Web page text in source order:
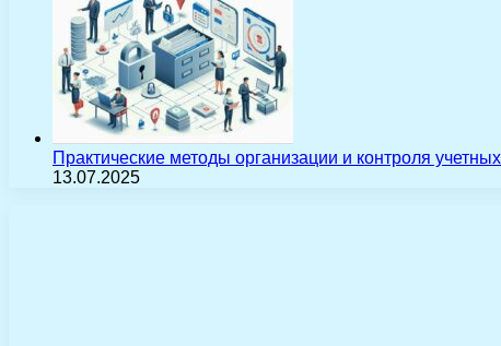
Практические методы организации и контроля
13.07.2025